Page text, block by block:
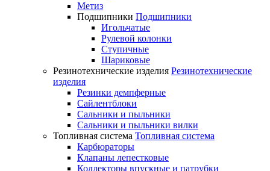
Метиз
Подшипники Подшипники
Игольчатые
Рулевой колонки
Ступичные
Шариковые
Резинотехнические изделия Резинотехнические
изделия
Резинки демпферные
Сайлентблоки
Сальники и пыльники
Сальники и пыльники вилки
Топливная система Топливная система
Карбюраторы
Клапаны лепестковые
Коллекторы впускные и патрубки